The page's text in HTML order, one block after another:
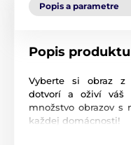
Popis a parametre
Popis produktu
Vyberte si obraz z
dotvorí a oživí váš
množstvo obrazov
každej domácnosti!